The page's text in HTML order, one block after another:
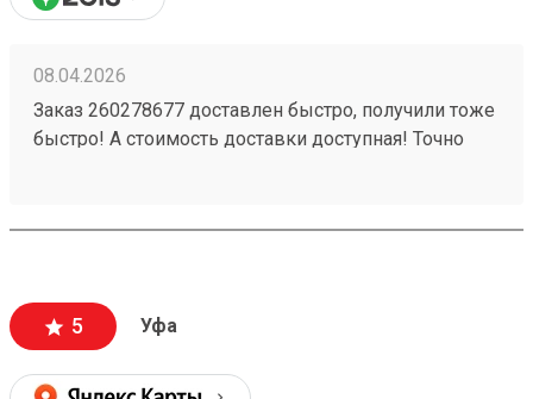
08.04.2026
Заказ 260278677 доставлен быстро, получили тоже
быстро! А стоимость доставки доступная! Точно
5 Уфа